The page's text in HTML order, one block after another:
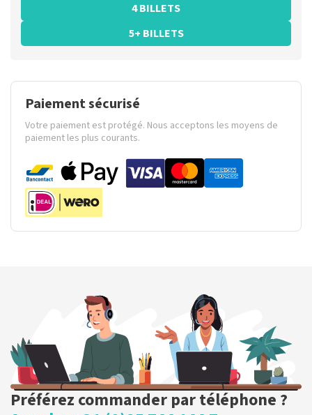
4 BILLETS
5+ BILLETS
Paiement sécurisé
Votre paiement est protégé. Nous acceptons les moyens de
paiement les plus courants.
Préférez commander par téléphone ?